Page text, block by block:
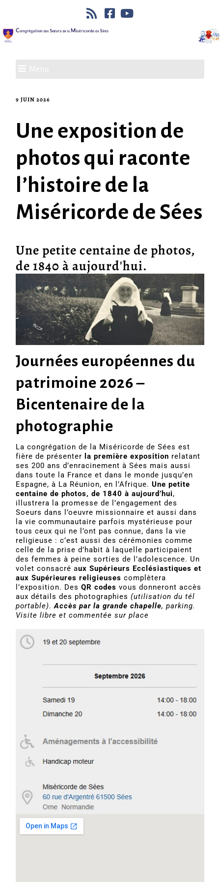
9 JUIN 2026
Une exposition de
photos qui raconte
l’histoire de la
Miséricorde de Sées
Une petite centaine de photos,
de 1840 à aujourd'hui.
Journées européennes du
patrimoine 2026 –
Bicentenaire de la
photographie
La congrégation de la Miséricorde de Sées est
fière de présenter
la première exposition relatant
ses 200 ans d’enracinement à Sées mais aussi
dans toute la France et dans le monde jusqu’en
Espagne, à La Réunion, en l’Afrique. Une petite
centaine de photos, de 1840 à aujourd’hui,
illustrera la promesse de l’engagement des
Soeurs dans l’oeuvre missionnaire et aussi dans
la vie communautaire parfois mystérieuse pour
tous ceux qui ne l’ont pas connue, dans la vie
religieuse : c’est aussi des cérémonies comme
celle de la prise d’habit à laquelle participaient
des femmes à peine sorties de l’adolescence. Un
volet consacré aux Supérieurs Ecclésiastiques et
aux Supérieures religieuses complètera
l’exposition. Des QR codes vous donneront accès
aux détails des photographies (utilisation du tél
portable).Accès par la grande chapelle, parking.
Visite libre et commentée sur place